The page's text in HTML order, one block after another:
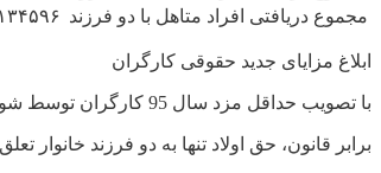
مجموع دریافتی افراد متاهل با دو فرزند
ابلاغ مزایای جدید حقوقی کارگران
با تصویب حداقل مزد سال 95 کارگران توسط شورای عالی کار و افزایش حداقل حقوق روزانه به میزان 27072 تومان، رقم حق اولاد کارگران شاغل متاهل دارای دو فرزند نیز مشخص شد.
برابر قانون، حق اولاد تنها به دو فرزند